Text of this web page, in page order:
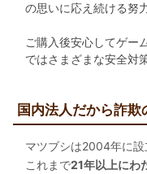
の思いに応え続ける努
ご購入後安心してゲー
ではさまざまな安全対
国内法人だから詐欺
マツブシは2004年に設
これまで21年以上にわ